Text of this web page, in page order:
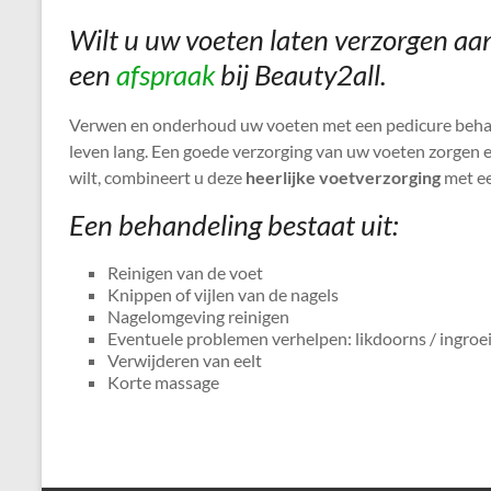
Wilt u uw voeten laten verzorgen
eenafspraakbij Beauty2all.
Verwen en onderhoud uw voeten met een pedicure
leven lang. Een goede verzorging van uw voeten
wilt, combineert u deze heerlijke voetverzorging met
Een behandeling bestaat uit:
Reinigen van de voet
Knippen of vijlen van de nagels
Nagelomgeving reinigen
Eventuele problemen verhelpen: likdoorns /
Verwijderen van eelt
Korte massage